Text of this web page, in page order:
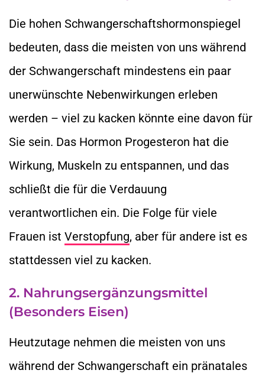
Die hohen Schwangerschaftshormonspiegel
bedeuten, dass die meisten von uns während
der Schwangerschaft mindestens ein paar
unerwünschte Nebenwirkungen erleben
werden – viel zu kacken könnte eine davon für
Sie sein. Das Hormon Progesteron hat die
Wirkung, Muskeln zu entspannen, und das
schließt die für die Verdauung
verantwortlichen ein. Die Folge für viele
Frauen ist Verstopfung, aber für andere ist es
stattdessen viel zu kacken.
2. Nahrungsergänzungsmittel
(Besonders Eisen)
Heutzutage nehmen die meisten von uns
während der Schwangerschaft ein pränatales